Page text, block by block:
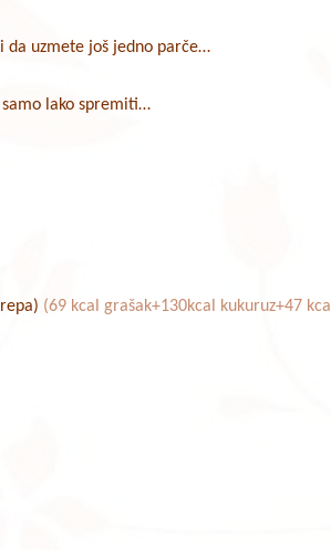
da uzmete još jedno parče…
samo lako spremiti…
(69 kcal grašak+130kcal kukuruz+47 kcal